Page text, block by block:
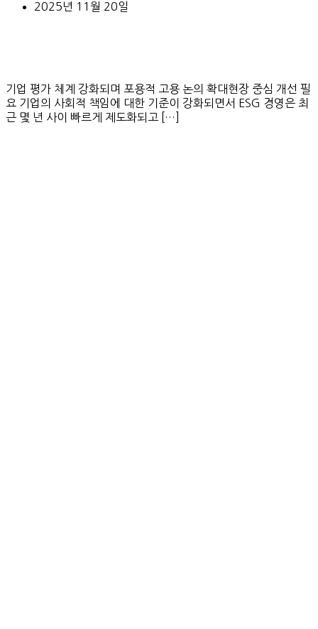
2025년 11월 20일
기업 평가 체계 강화되며 포용적 고용 논의 확대현장 중심 개선 필
요 기업의 사회적 책임에 대한 기준이 강화되면서 ESG 경영은 최
근 몇 년 사이 빠르게 제도화되고 […]